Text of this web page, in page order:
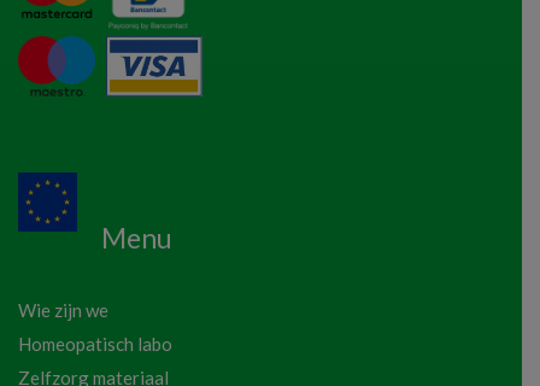
Menu
Wie zijn we
Homeopatisch labo
Zelfzorg materiaal